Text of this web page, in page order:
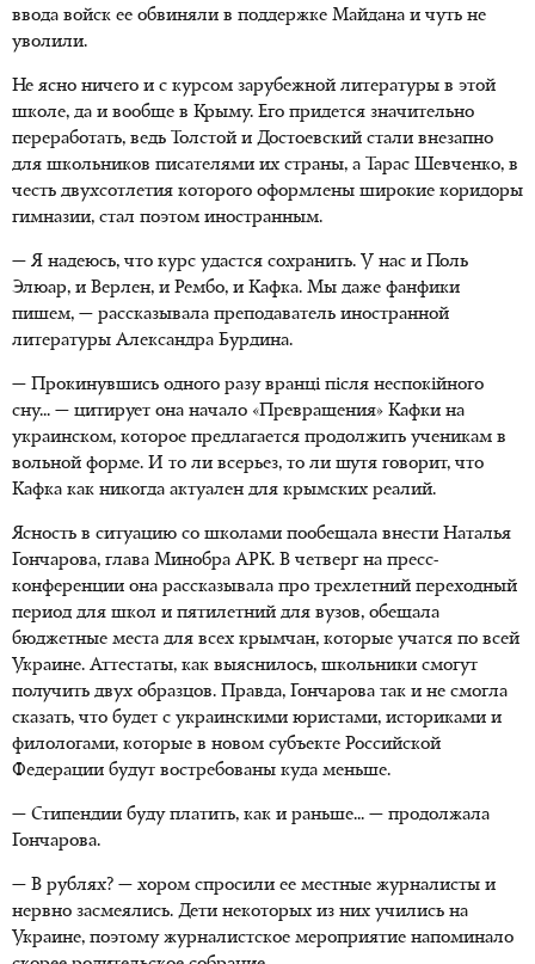
ввода войск ее обвиняли в поддержке Майдана и чуть не
уволили.
Не ясно ничего и с курсом зарубежной литературы в этой
школе, да и вообще в Крыму. Его придется значительно
переработать, ведь Толстой и Достоевский стали внезапно
для школьников писателями их страны, а Тарас Шевченко, в
честь двухсотлетия которого оформлены широкие коридоры
гимназии, стал поэтом иностранным.
— Я надеюсь, что курс удастся сохранить. У нас и Поль
Элюар, и Верлен, и Рембо, и Кафка. Мы даже фанфики
пишем, — рассказывала преподаватель иностранной
литературы Александра Бурдина.
— Прокинувшись одного разу вранці після неспокійного
сну... — цитирует она начало «Превращения» Кафки на
украинском, которое предлагается продолжить ученикам в
вольной форме. И то ли всерьез, то ли шутя говорит, что
Кафка как никогда актуален для крымских реалий.
Ясность в ситуацию со школами пообещала внести Наталья
Гончарова, глава Минобра АРК. В четверг на пресс-
конференции она рассказывала про трехлетний переходный
период для школ и пятилетний для вузов, обещала
бюджетные места для всех крымчан, которые учатся по всей
Украине. Аттестаты, как выяснилось, школьники смогут
получить двух образцов. Правда, Гончарова так и не смогла
сказать, что будет с украинскими юристами, историками и
филологами, которые в новом субъекте Российской
Федерации будут востребованы куда меньше.
— Стипендии буду платить, как и раньше... — продолжала
Гончарова.
— В рублях? — хором спросили ее местные журналисты и
нервно засмеялись. Дети некоторых из них учились на
Украине, поэтому журналистское мероприятие напоминало